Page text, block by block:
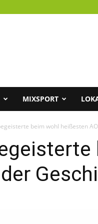
MIXSPORT
beim wohl heißesten